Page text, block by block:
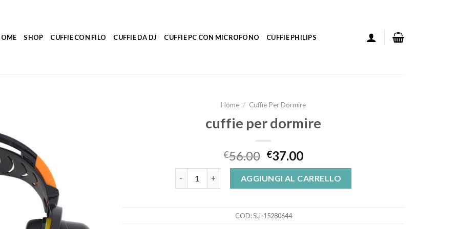
SHOP CUFFIE CON FILO CUFFIE DA DJ CUFFIE PC CON MICROFONO CUFFIE PHILIPS
Home / Cuffie Per Dormire
cuffie per dormire
€56.00 €37.00
AGGIUNGI AL CARRELLO
COD:SU-15280644